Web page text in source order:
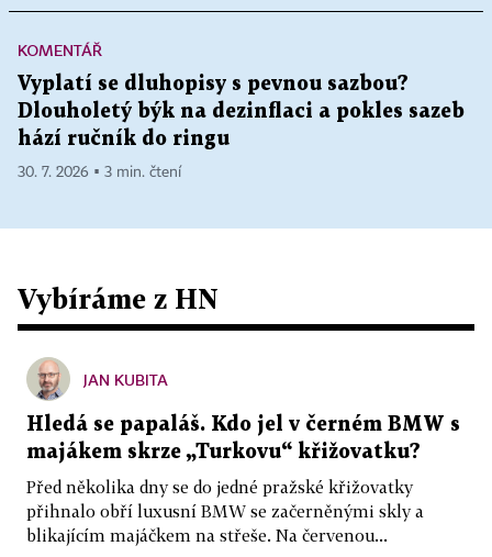
KOMENTÁŘ
Vyplatí se dluhopisy s pevnou sazbou?
Dlouholetý býk na dezinflaci a pokles sazeb
hází ručník do ringu
30. 7. 2026 ▪ 3 min. čtení
Vybíráme z HN
JAN KUBITA
Hledá se papaláš. Kdo jel v černém BMW s
majákem skrze „Turkovu“ křižovatku?
Před několika dny se do jedné pražské křižovatky
přihnalo obří luxusní BMW se začerněnými skly a
blikajícím majáčkem na střeše. Na červenou...